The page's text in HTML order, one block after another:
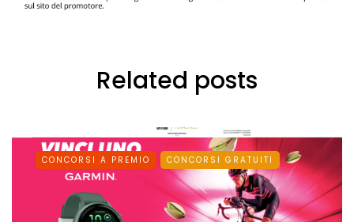
Related posts
CONCORSI A PREMIO CONCORSI GRATUITI